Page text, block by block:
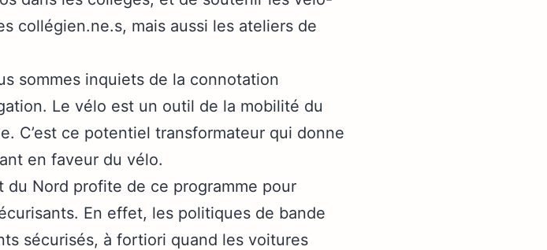
collégien.ne.s, mais aussi les ateliers de
sommes inquiets de la connotation
Le vélo est un outil de la mobilité du
C’est ce potentiel transformateur qui donne
en faveur du vélo.
Nord profite de ce programme pour
En effet, les politiques de bande
sécurisés, à fortiori quand les voitures